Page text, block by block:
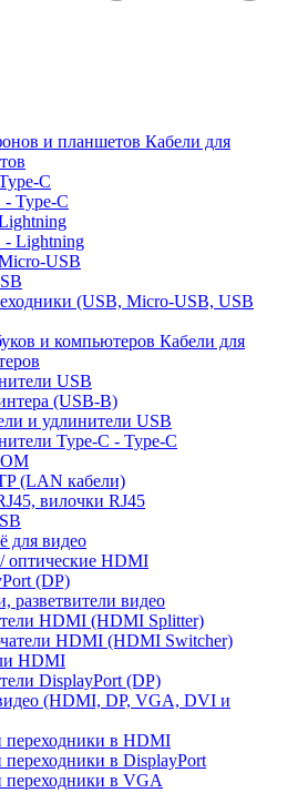
Кабели для
C
- Type-C
- Lightning
USB
(USB, Micro-USB, USB
Кабели для
USB
(USB-B)
и удлинители USB
Type-C - Type-C
(LAN кабели)
вилочки RJ45
для видео
оптические HDMI
(DP)
разветвители видео
HDMI (HDMI Splitter)
HDMI (HDMI Switcher)
HDMI
DisplayPort (DP)
(HDMI, DP, VGA, DVI и
переходники в HDMI
переходники в DisplayPort
переходники в VGA